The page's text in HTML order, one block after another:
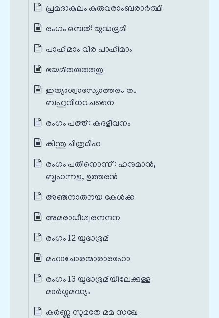
പ്രമദാകുലം കുരുവരാംബരാർത്ഥി
രംഗം ഒമ്പത്: യുദ്ധഭൂമി
പാഹിമാം വീര പാഹിമാം
ഭയമിതരുതരുതു
ഇത്യാശ്വാസ്യോത്തരം തം
ബഹുവിധവചനൈ
രംഗം പത്ത് : കദളീവനം
കിന്തു ചിത്രമിഹ
രംഗം പതിനൊന്ന് : ഹനുമാൻ,
ബൃഹന്നള, ഉത്തരൻ
അഞ്ജനാതനയ കേൾക്ക
അമരാധീശ്വരനന്ദന
രംഗം 12 യുദ്ധഭൂമി
മഹാചോരന്മാരാരഹോ
രംഗം 13 യുദ്ധഭൂമിയിലേക്കുള്ള
മാർഗ്ഗമദ്ധ്യം
കർണ്ണ സുമതേ മമ സഖേ